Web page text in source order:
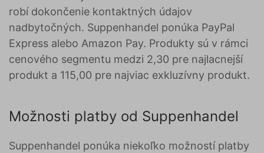
robí dokončenie kontaktných údajov
nadbytočných. Suppenhandel ponúka PayPal
Express alebo Amazon Pay. Produkty sú v rámci
cenového segmentu medzi 2,30 pre najlacnejší
produkt a 115,00 pre najviac exkluzívny produkt.
Možnosti platby od Suppenhandel
Suppenhandel ponúka niekoľko možností platby